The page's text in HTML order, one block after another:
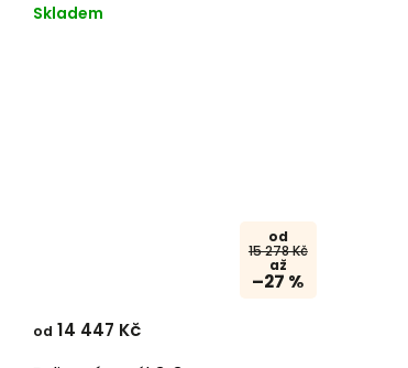
Skladem
od
15 278 Kč
až
–27 %
od 14 447 Kč